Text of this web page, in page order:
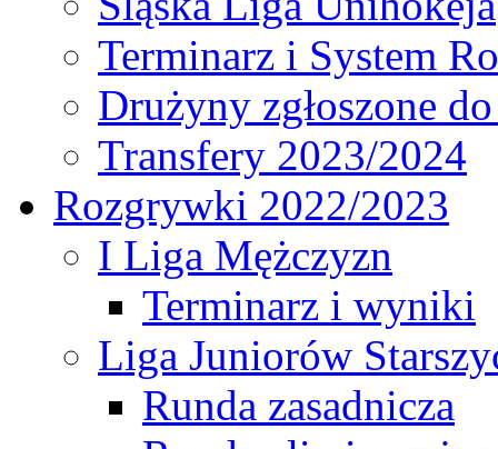
Terminarz i System
Drużyny zgłoszone
Transfery 2023/2024
Rozgrywki 2022/2023
I Liga Mężczyzn
Terminarz i wyniki
Liga Juniorów
Runda zasadnicza